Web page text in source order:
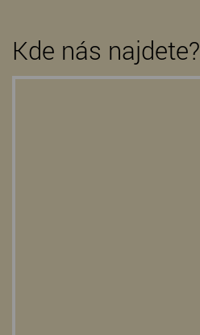
Kde nás najdete?